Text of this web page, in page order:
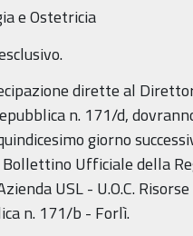
e Ostetricia
dirette al
n. 171/d,
giorno
Ufficiale della
USL - U.O.C.
n. 171/b - Forlì.